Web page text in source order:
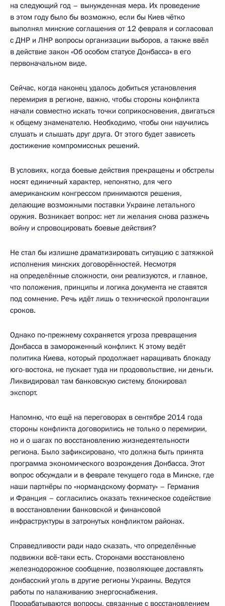
на следующий год – вынужденная мера. Их проведение
в этом году было бы возможно, если бы Киев чётко
выполнял минские соглашения от 12 февраля и согласовал
с ДНР и ЛНР вопросы организации выборов, а также ввёл
в действие закон «Об особом статусе Донбасса» в его
первоначальном виде.
Сейчас, когда наконец удалось добиться установления
перемирия в регионе, важно, чтобы стороны конфликта
начали совместно искать точки соприкосновения, двигаться
к общему знаменателю. Необходимо, чтобы они научились
слушать и слышать друг друга. От этого будет зависеть
достижение компромиссных решений.
В условиях, когда боевые действия прекращены и обстрелы
носят единичный характер, непонятно, для чего
американским конгрессом принимаются решения,
делающие возможными поставки Украине летального
оружия. Возникает вопрос: нет ли желания снова разжечь
войну и спровоцировать боевые действия?
Не стал бы излишне драматизировать ситуацию с затяжкой
исполнения минских договорённостей. Несмотря
на определённые сложности, они реализуются, и главное,
что положения, принципы и логика документа не ставятся
под сомнение. Речь идёт лишь о технической пролонгации
сроков.
Однако по‑прежнему сохраняется угроза превращения
Донбасса в замороженный конфликт. К этому ведёт
политика Киева, который продолжает наращивать блокаду
юго-востока, не пускает туда ни продовольствие, ни деньги.
Ликвидировал там банковскую систему, блокировал
экспорт.
Напомню, что ещё на переговорах в сентябре 2014 года
стороны конфликта договорились не только о перемирии,
но и о шагах по восстановлению жизнедеятельности
региона. Было зафиксировано, что должна быть принята
программа экономического возрождения Донбасса. Этот
вопрос обсуждали и в феврале текущего года в Минске, где
наши партнёры по «нормандскому формату» – Германия
и Франция – согласились оказать техническое содействие
в восстановлении банковской и финансовой
инфраструктуры в затронутых конфликтом районах.
Справедливости ради надо сказать, что определённые
подвижки всё‑таки есть. Сторонами восстановлено
железнодорожное сообщение, позволяющее доставлять
донбасский уголь в другие регионы Украины. Ведутся
работы по налаживанию энергоснабжения.
Прорабатываются вопросы, связанные с восстановлением